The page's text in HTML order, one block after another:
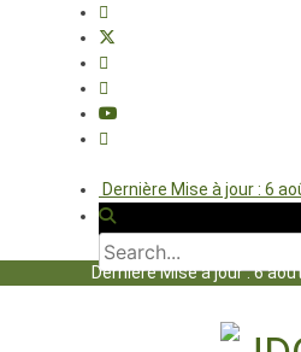
Dernière Mise à jour : 6
Dernière Mise à jour : 6